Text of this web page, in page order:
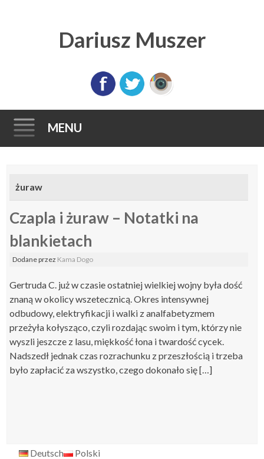
Dariusz Muszer
MENU
content
żuraw
Czapla i żuraw – Notatki na
blankietach
Dodaneprzez Kama Dogo
Gertruda C. już w czasie ostatniej wielkiej wojny była dość
znaną w okolicy wszetecznicą. Okres intensywnej
odbudowy, elektryfikacji i walki z analfabetyzmem
przeżyła kołysząco, czyli rozdając swoim i tym, którzy nie
wyszli jeszcze z lasu, miękkość łona i twardość cycek.
Nadszedł jednak czas rozrachunku z przeszłością i trzeba
było zapłacić za wszystko, czego dokonało się […]
Deutsch Polski